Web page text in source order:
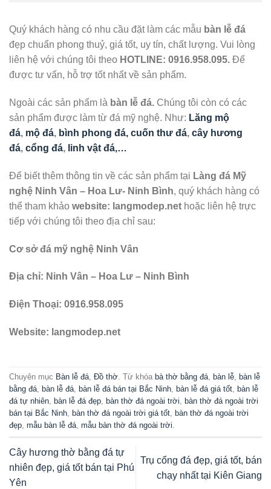
Quý khách hàng có nhu cầu đặt làm các mẫu bàn lễ đá
đẹp chuẩn phong thuỷ, giá tốt, uy tín, chất lượng. Vui lòng
liên hệ với chúng tôi theo HOTLINE: 0916.958.095. Để
được tư vấn, hỗ trợ tốt nhất về sản phẩm.
Ngoài các sản phẩm là bàn lễ đá. Chúng tôi còn có các
sản phẩm được làm từ đá mỹ nghệ. Như: Lăng mộ
đá, mộ đá, bình phong đá, cuốn thư đá, cây hương
đá, cổng đá, linh vật đá,…
Để biết thêm thông tin về các sản phẩm tại Làng đá Mỹ
nghệ Ninh Vân – Hoa Lư- Ninh Bình, quý khách hàng có
thể tham khảo website: langmodep.net hoặc liên hệ trực
tiếp với chúng tôi theo địa chỉ sau:
Cơ sở đá mỹ nghệ Ninh Vân
Địa chỉ: Ninh Vân – Hoa Lư – Ninh Bình
Điện Thoại: 0916.958.095
Website: langmodep.net
Chuyên mục Bàn lễ đá, Đồ thờ. Từ khóa bà thờ bằng đá, bàn lễ, bàn lễ
bằng đá, bàn lễ đá, bàn lễ đá bán tại Bắc Ninh, bàn lễ đá giá tốt, bàn lễ
đá tự nhiên, bàn lễ đá đẹp, bàn thờ đá ngoài trời, bàn thờ đá ngoài trời
bán tại Bắc Ninh, bàn thờ đá ngoài trời giá tốt, bàn thờ đá ngoài trời
đẹp, mẫu bàn lễ đá, mẫu bàn thờ đá ngoài trời.
Cây hương thờ bằng đá tự
nhiên đẹp, giá tốt bán tại Phú
Yên
Trụ cổng đá đẹp, giá tốt, bán
chạy nhất tại Kiên Giang